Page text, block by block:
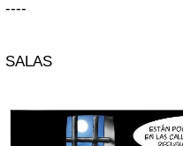
----
SALAS